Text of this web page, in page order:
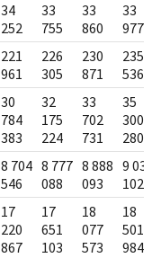
34
252
33
755
33
860
33
977
221
961
226
305
230
871
235
536
30
784
383
32
175
224
33
702
731
35
300
280
8 704
546
8 777
088
8 888
093
9
102
17
220
867
17
651
103
18
077
573
18
501
984